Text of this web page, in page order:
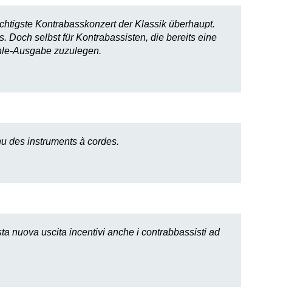
Kontrabasskonzert der Klassik überhaupt.
Doch selbst für Kontrabassisten, die bereits eine
Ausgabe zuzulegen.
des instruments à cordes.
nuova uscita incentivi anche i contrabbassisti ad